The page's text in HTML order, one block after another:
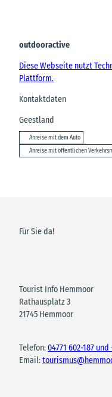
outdooractive
Diese Webseite nutzt
Plattform.
Kontaktdaten
Geestland
Anreise mit dem Auto
Anreise mit öffentlichen
Für Sie da!
Tourist Info Hemmoor
Rathausplatz 3
21745 Hemmoor
Telefon:04771 602-187 und
Email: